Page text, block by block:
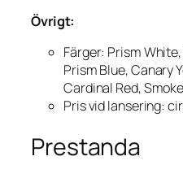
Övrigt:
Färger: Prism
Prism Blue, Canary
Cardinal Red,
Pris vid lansering:
Prestanda